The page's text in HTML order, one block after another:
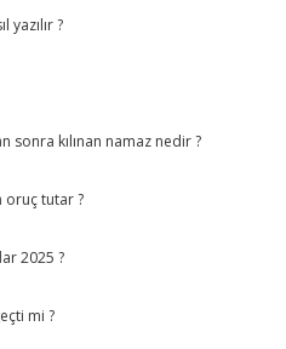
yazılır ?
sonra kılınan namaz nedir ?
oruç tutar ?
2025 ?
mi ?